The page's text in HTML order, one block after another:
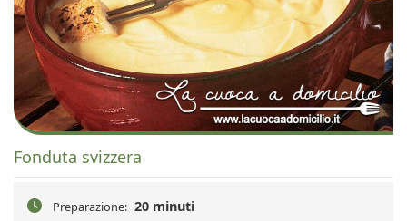
Fonduta svizzera
Preparazione: 20 minuti